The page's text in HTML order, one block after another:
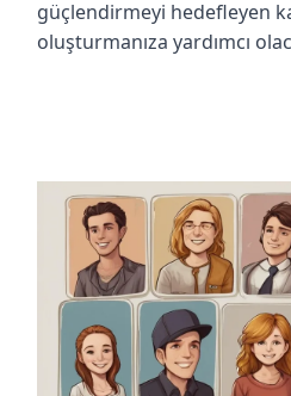
güçlendirmeyi hedefleyen
oluşturmanıza yardımcı